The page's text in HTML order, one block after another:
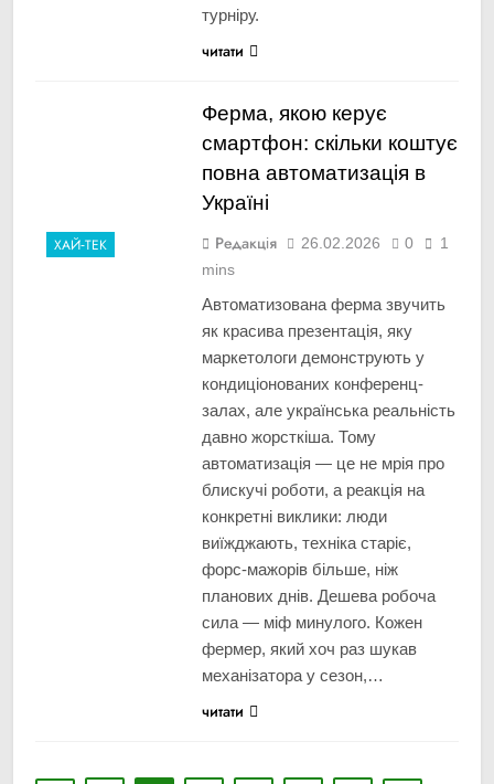
турніру.
читати
ХАЙ-ТЕК
Ферма, якою керує
смартфон: скільки коштує
повна автоматизація в
Україні
Редакція 26.02.2026 0
1
mins
Автоматизована ферма звучить
як красива презентація, яку
маркетологи демонструють у
кондиціонованих конференц-
залах, але українська реальність
давно жорсткіша. Тому
автоматизація — це не мрія про
блискучі роботи, а реакція на
конкретні виклики: люди
виїжджають, техніка старіє,
форс-мажорів більше, ніж
планових днів. Дешева робоча
сила — міф минулого. Кожен
фермер, який хоч раз шукав
механізатора у сезон,…
читати